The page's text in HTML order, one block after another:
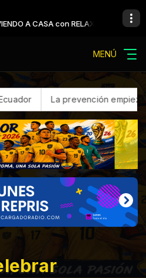
A CASA con RELAXITO
- Querida
MENÚ
prevención empieza antes de las